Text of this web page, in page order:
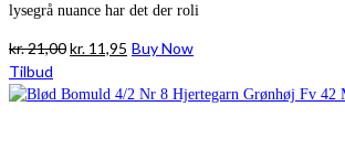
lysegrå nuance har det der roli
kr.21,00Den
pris
kr. 11,95 Den
pris
Buy Now
Tilbud